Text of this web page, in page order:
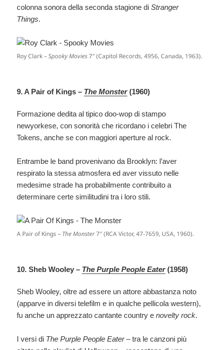
colonna sonora della seconda stagione diStranger
Things.
Roy Clark –Spooky Movies7″ (Capitol Records, 4956, Canada, 1963).
9. A Pair of Kings – The Monster(1960)
Formazione dedita al tipico doo-wop di stampo
newyorkese, con sonorità che ricordano i celebri The
Tokens, anche se con maggiori aperture al rock.
Entrambe le band provenivano da Brooklyn: l’aver
respirato la stessa atmosfera ed aver vissuto nelle
medesime strade ha probabilmente contribuito a
determinare certe similitudini tra i loro stili.
A Pair of Kings – The Monster7″ (RCA Victor, 47-7659, USA, 1960).
10. Sheb Wooley – The Purple People Eater(1958)
Sheb Wooley, oltre ad essere un attore abbastanza noto
(apparve in diversi telefilm e in qualche pellicola western),
fu anche un apprezzato cantante country enovelty rock.
I versi di The Purple People Eater– tra le canzoni più